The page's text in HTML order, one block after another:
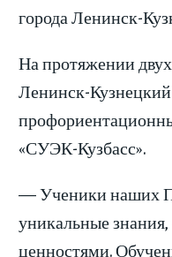
города Ленинск-
На протяжении
Ленинск-
«СУЭК-Кузбасс».
— Ученики наших
уникальные
ценностями.